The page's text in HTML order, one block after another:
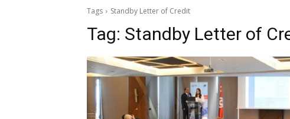
Tags Standby Letter of Credit
Tag: Standby Letter of